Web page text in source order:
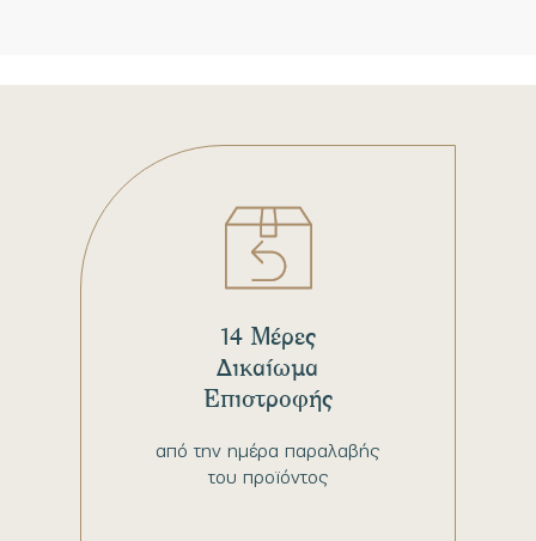
από την ημέρα παραλαβής
του προϊόντος
14 Μέρες
Δικαίωμα
Επιστροφής